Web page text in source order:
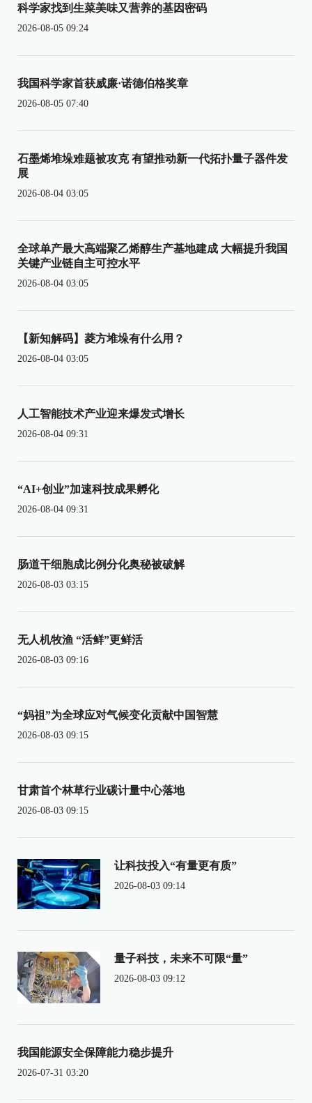
科学家找到生菜美味又营养的基因密码
2026-08-05 09:24
我国科学家首获威廉·诺德伯格奖章
2026-08-05 07:40
石墨烯堆垛难题被攻克 有望推动新一代拓扑量子器件发
展
2026-08-04 03:05
全球单产最大高端聚乙烯醇生产基地建成 大幅提升我国
关键产业链自主可控水平
2026-08-04 03:05
【新知解码】菱方堆垛有什么用？
2026-08-04 03:05
人工智能技术产业迎来爆发式增长
2026-08-04 09:31
“AI+创业”加速科技成果孵化
2026-08-04 09:31
肠道干细胞成比例分化奥秘被破解
2026-08-03 03:15
无人机牧渔 “活鲜”更鲜活
2026-08-03 09:16
“妈祖”为全球应对气候变化贡献中国智慧
2026-08-03 09:15
甘肃首个林草行业碳计量中心落地
2026-08-03 09:15
让科技投入“有量更有质”
2026-08-03 09:14
量子科技，未来不可限“量”
2026-08-03 09:12
我国能源安全保障能力稳步提升
2026-07-31 03:20